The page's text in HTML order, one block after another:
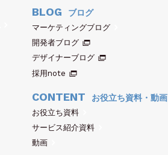
BLOG ブログ
マーケティングブログ
開発者ブログ
デザイナーブログ
採用note
CONTENT お役立ち資料・動画
お役立ち資料
サービス紹介資料
動画